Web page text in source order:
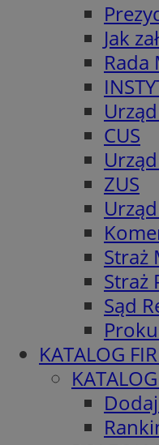
Jak
Rada
CUS
ZUS
Straż
Straż
Sąd
KATALOG